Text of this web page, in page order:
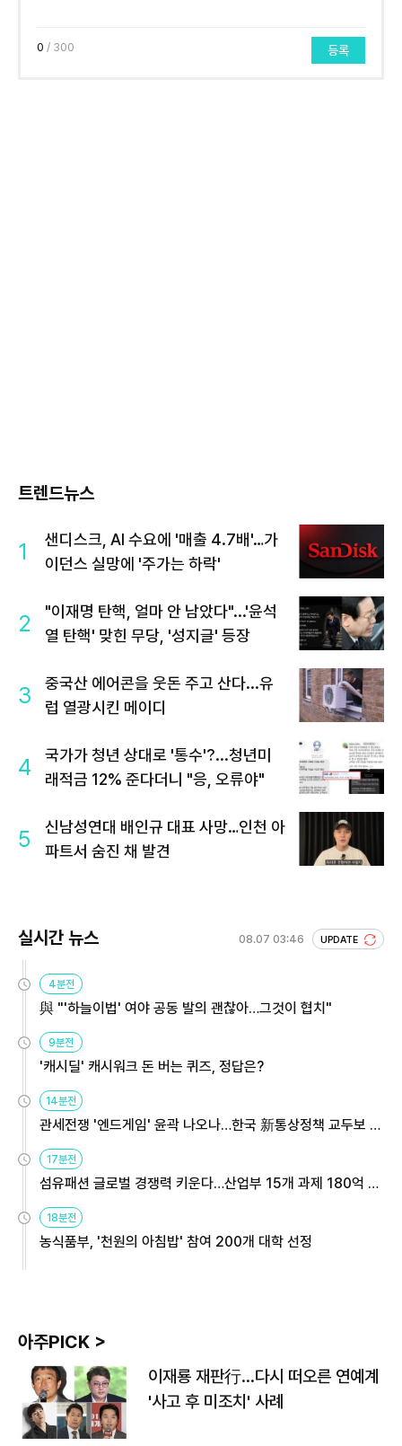
0 / 300 등록
트렌드뉴스
1
샌디스크, AI 수요에 '매출 4.7배'…가
이던스 실망에 '주가는 하락'
2
"이재명 탄핵, 얼마 안 남았다"...'윤석
열 탄핵' 맞힌 무당, '성지글' 등장
3
중국산 에어콘을 웃돈 주고 산다...유
럽 열광시킨 메이디
4
국가가 청년 상대로 '통수'?...청년미
래적금 12% 준다더니 "응, 오류야"
5
신남성연대 배인규 대표 사망…인천 아
파트서 숨진 채 발견
실시간 뉴스 08.07 03:46 UPDATE
4분전
與 "'하늘이법' 여야 공동 발의 괜찮아…그것이 협치"
9분전
'캐시딜' 캐시워크 돈 버는 퀴즈, 정답은?
14분전
관세전쟁 '엔드게임' 윤곽 나오나…한국 新통상정책 교두보 활
용해야
17분전
섬유패션 글로벌 경쟁력 키운다…산업부 15개 과제 180억 지
원
18분전
농식품부, '천원의 아침밥' 참여 200개 대학 선정
아주PICK >
이재룡 재판行…다시 떠오른 연예계
'사고 후 미조치' 사례